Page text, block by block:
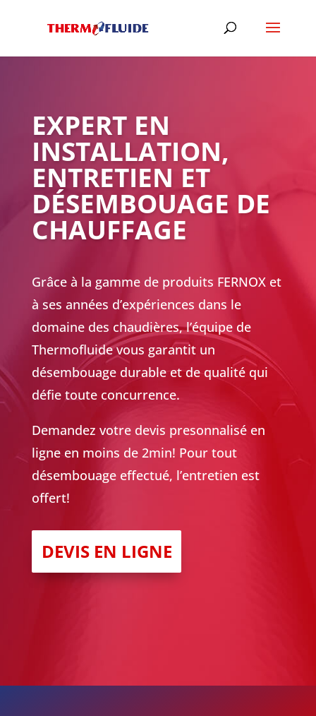
EXPERT EN
INSTALLATION,
ENTRETIEN ET
DÉSEMBOUAGE DE
CHAUFFAGE
Grâce à la gamme de produits FERNOX et
à ses années d’expériences dans le
domaine des chaudières, l’équipe de
Thermofluide vous garantit un
désembouage durable et de qualité qui
défie toute concurrence.
Demandez votre devis presonnalisé en
ligne en moins de 2min! Pour tout
désembouage effectué, l’entretien est
offert!
DEVIS EN LIGNE